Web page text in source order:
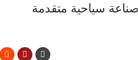
سياحية متقدمة